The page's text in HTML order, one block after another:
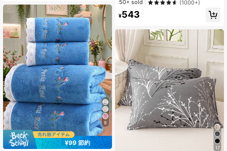
デコレーション、寮の寝具、ホーム
テキスタイル、スタンダード、クイ
ーン、キング、ツイン、オールシー
ズン対応
8
¥99 節約
気性 洗濯機洗い可能 枕カバーセット
寮の寝室装飾
50+ sold (1000+)
¥543
17